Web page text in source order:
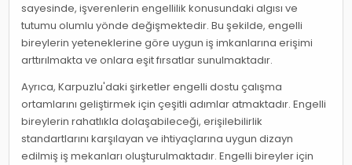
sayesinde, işverenlerin engellilik konusundaki algısı ve
tutumu olumlu yönde değişmektedir. Bu şekilde, engelli
bireylerin yeteneklerine göre uygun iş imkanlarına erişimi
arttırılmakta ve onlara eşit fırsatlar sunulmaktadır.
Ayrıca, Karpuzlu'daki şirketler engelli dostu çalışma
ortamlarını geliştirmek için çeşitli adımlar atmaktadır. Engelli
bireylerin rahatlıkla dolaşabileceği, erişilebilirlik
standartlarını karşılayan ve ihtiyaçlarına uygun dizayn
edilmiş iş mekanları oluşturulmaktadır. Engelli bireyler için